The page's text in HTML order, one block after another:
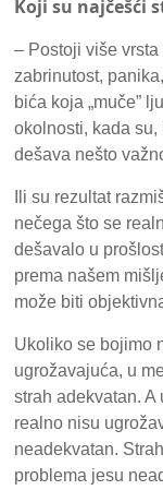
Koji su najčešći
– Postoji više vrsta
zabrinutost,
bića koja „muče”
okolnosti, kada
dešava nešto
Ili su rezultat
nečega što se
dešavalo u
prema našem
može biti
Ukoliko se bojimo
ugrožavajuća, u
strah adekvatan.
realno nisu
neadekvatan.
problema jesu